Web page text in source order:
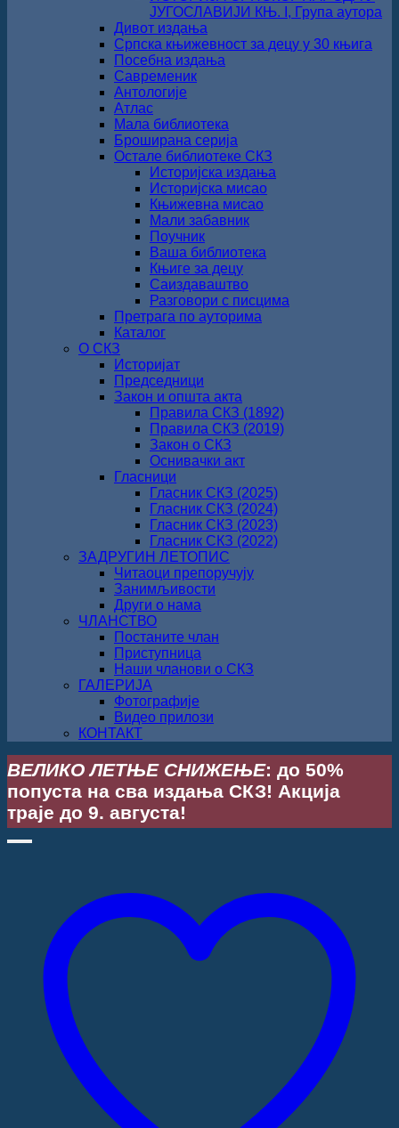
ЈУГОСЛАВИЈИ КЊ. I, Група аутора
Дивот издања
Српска књижевност за децу у 30 књига
Посебна издања
Савременик
Антологије
Атлас
Мала библиотека
Броширана серија
Остале библиотеке СКЗ
Историјска издања
Историјска мисао
Књижевна мисао
Мали забавник
Поучник
Ваша библиотека
Књиге за децу
Саиздаваштво
Разговори с писцима
Претрага по ауторима
Каталог
О СКЗ
Историјат
Председници
Закон и општа акта
Правила СКЗ (1892)
Правила СКЗ (2019)
Закон о СКЗ
Оснивачки акт
Гласници
Гласник СКЗ (2025)
Гласник СКЗ (2024)
Гласник СКЗ (2023)
Гласник СКЗ (2022)
ЗАДРУГИН ЛЕТОПИС
Читаоци препоручују
Занимљивости
Други о нама
ЧЛАНСТВО
Постаните члан
Приступница
Наши чланови о СКЗ
ГАЛЕРИЈА
Фотографије
Видео прилози
КОНТАКТ
ВЕЛИКО ЛЕТЊЕ СНИЖЕЊЕ: до 50%
попуста на сва издања СКЗ! Акција
траје до 9. августа!